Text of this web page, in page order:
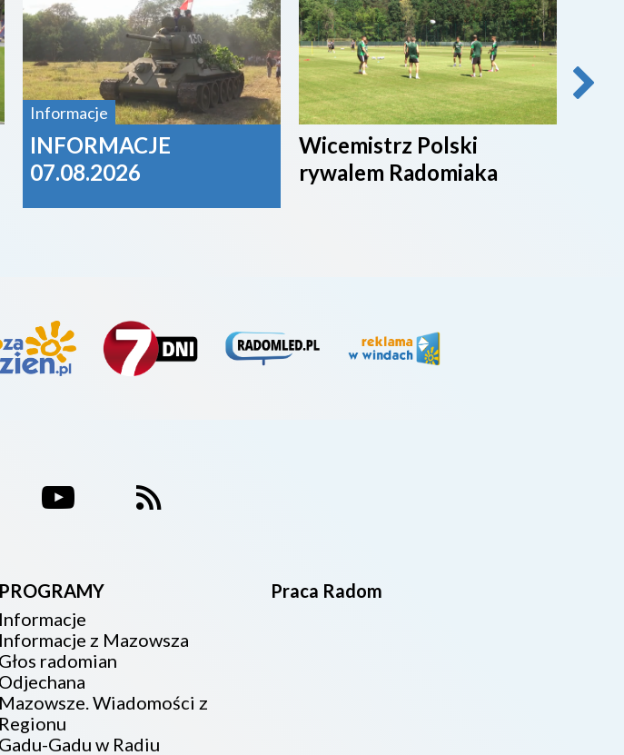
Informacje
INFORMACJE
07.08.2026
Wicemistrz Polski
rywalem Radomiaka
PROGRAMY
Informacje
Informacje z Mazowsza
Głos radomian
Odjechana
Mazowsze. Wiadomości z
Regionu
Gadu-Gadu w Radiu
Praca Radom